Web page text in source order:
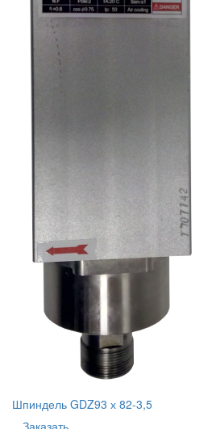
Шпиндель GDZ93 х 82-3,5
Заказать